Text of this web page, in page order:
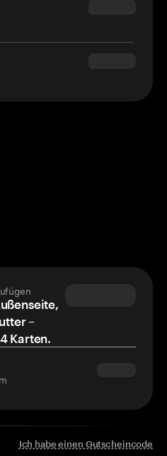
$160.00
$180.00
–
Karten.
Ich habe einen Gutscheincode